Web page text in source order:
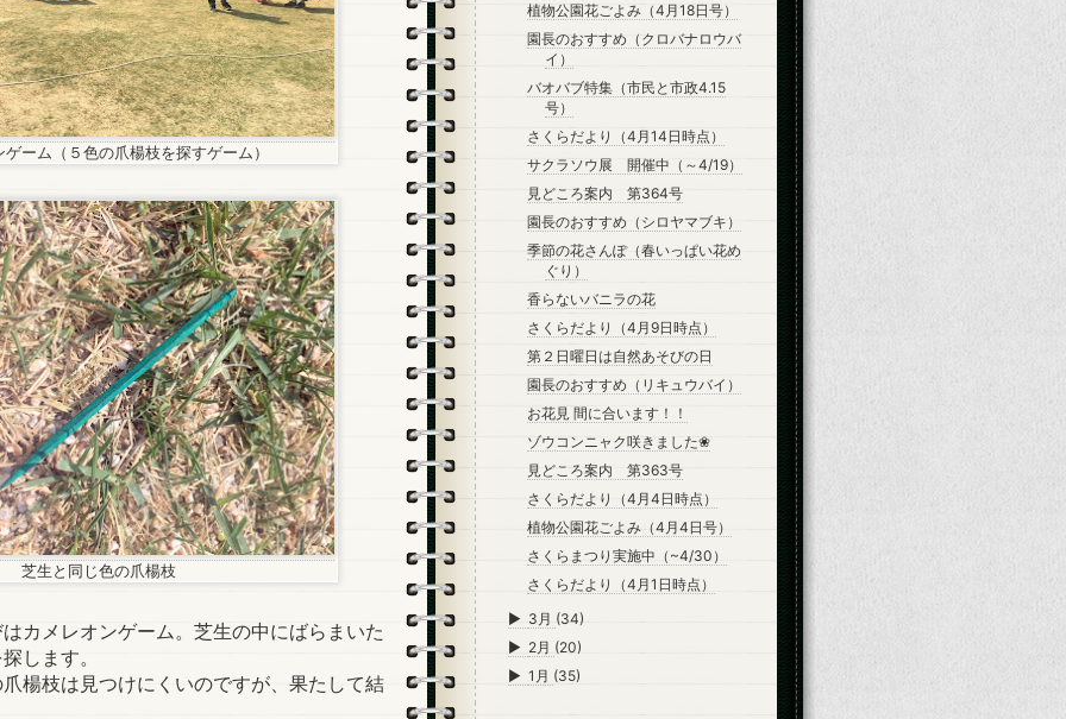
ーム（５色の爪楊枝を探すゲーム）
芝生と同じ色の爪楊枝
カメレオンゲーム。芝生の中にばらまいた
します。
楊枝は見つけにくいのですが、果たして結
植物公園花ごよみ（4月18日号）
園長のおすすめ（クロバナロウバ
イ）
バオバブ特集（市民と市政4.15
号）
さくらだより（4月14日時点）
サクラソウ展 開催中（～4/19）
見どころ案内 第364号
園長のおすすめ（シロヤマブキ）
季節の花さんぽ（春いっぱい花め
ぐり）
香らないバニラの花
さくらだより（4月9日時点）
第２日曜日は自然あそびの日
園長のおすすめ（リキュウバイ）
お花見 間に合います！！
ゾウコンニャク咲きました❀
見どころ案内 第363号
さくらだより（4月4日時点）
植物公園花ごよみ（4月4日号）
さくらまつり実施中（~4/30）
さくらだより（4月1日時点）
► 3月 (34)
► 2月 (20)
►1月 (35)